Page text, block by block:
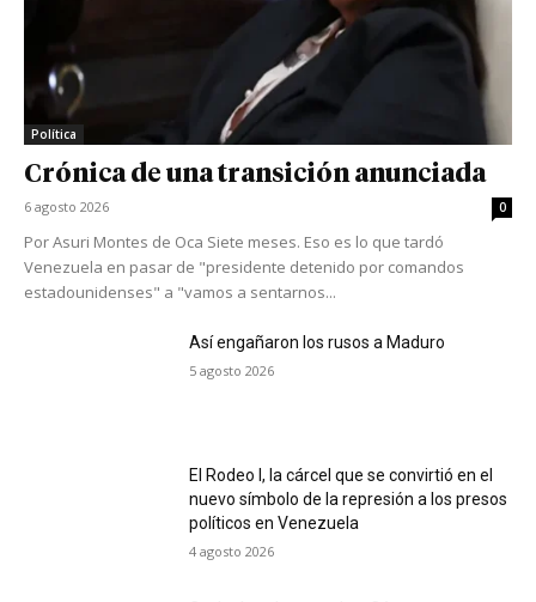
Política
Crónica de una transición anunciada
6 agosto 2026 0
Por Asuri Montes de Oca Siete meses. Eso es lo que tardó
Venezuela en pasar de "presidente detenido por comandos
estadounidenses" a "vamos a sentarnos...
Así engañaron los rusos a Maduro
5 agosto 2026
El Rodeo I, la cárcel que se convirtió en el
nuevo símbolo de la represión a los presos
políticos en Venezuela
4 agosto 2026